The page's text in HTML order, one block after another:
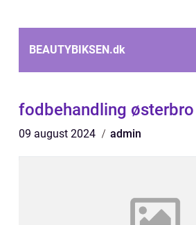
BEAUTYBIKSEN.dk
fodbehandling østerbro
09 august 2024 admin